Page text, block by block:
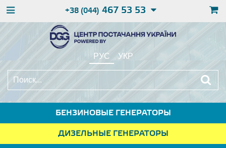
+38 (044) 467 53 53
РУС УКР
БЕНЗИНОВЫЕ ГЕНЕРАТОРЫ
ДИЗЕЛЬНЫЕ ГЕНЕРАТОРЫ